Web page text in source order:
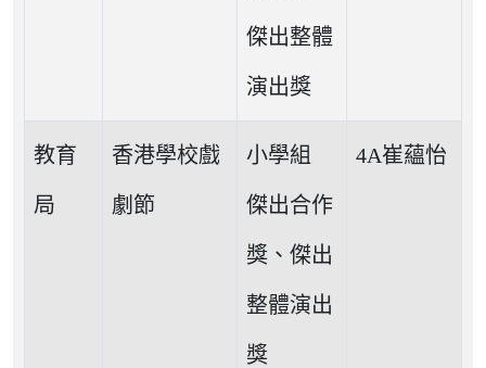
傑出整體
演出獎
教育
局
香港學校戲
劇節
小學組
傑出合作
獎、傑出
整體演出
獎
4A崔蘊怡